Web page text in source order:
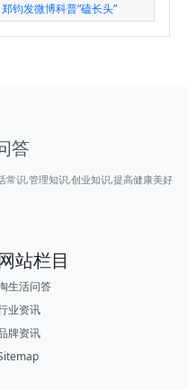
郑钧发微博科普“磕长头”
答
常识,管理知识,创业知识,提高健康美好
站栏目
生活问答
业资讯
牌资讯